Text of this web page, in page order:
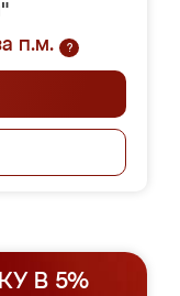
п.м.
?
В 5%